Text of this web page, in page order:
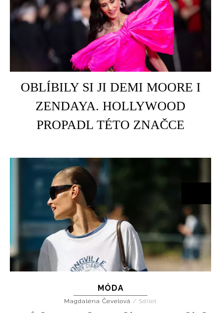
HOME
OBLÍBILY SI JI DEMI MOORE I
ZENDAYA. HOLLYWOOD
PROPADL TÉTO ZNAČCE
MÓDA
Magdaléna Čevelová / Sdílet